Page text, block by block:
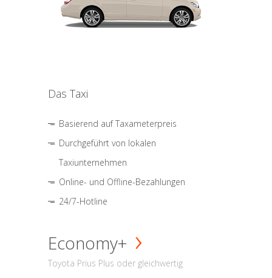
Das Taxi
Basierend auf Taxameterpreis
Durchgeführt von lokalen
Taxiunternehmen
Online- und Offline-Bezahlungen
24/7-Hotline
Economy+
Toyota Prius Plus oder gleichwertig